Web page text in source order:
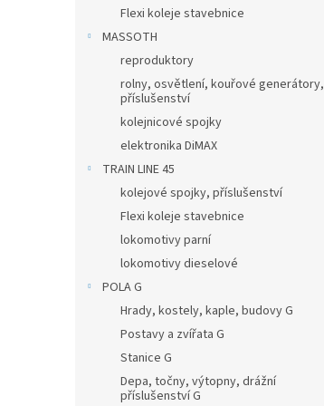
Flexi koleje stavebnice
MASSOTH
reproduktory
rolny, osvětlení, kouřové generátory,
příslušenství
kolejnicové spojky
elektronika DiMAX
TRAIN LINE 45
kolejové spojky, příslušenství
Flexi koleje stavebnice
lokomotivy parní
lokomotivy dieselové
POLA G
Hrady, kostely, kaple, budovy G
Postavy a zvířata G
Stanice G
Depa, točny, výtopny, drážní
příslušenství G